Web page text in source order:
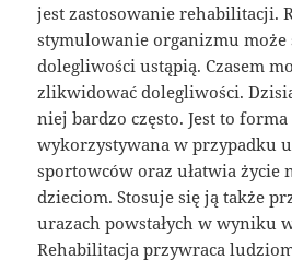
jest zastosowanie rehabilitacji.
stymulowanie organizmu może
dolegliwości ustąpią. Czasem
zlikwidować dolegliwości.
niej bardzo często. Jest to
wykorzystywana w przypadku
sportowców oraz ułatwia życie
dzieciom. Stosuje się ją także
urazach powstałych w wyniku
Rehabilitacja przywraca